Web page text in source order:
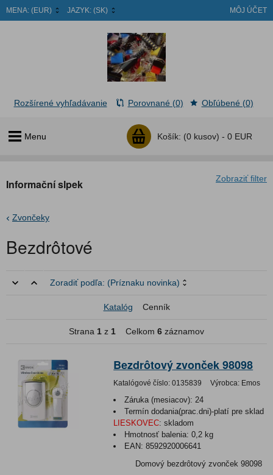
MENA: (EUR) JAZYK: (SK) MÔJ ÚČET
Menu Košík: (0 kusov) - 0 EUR
Rozšírené vyhľadávanie Porovnané (0) Obľúbené (0)
Zobraziť filter
Informační slpek
Zvončeky
Bezdrôtové
Zoradiť podľa: (Príznaku novinka)
Katalóg Cenník
Strana 1 z 1 Celkom 6 záznamov
Bezdrôtový zvonček 98098
Katalógové číslo: 0135839 Výrobca: Emos
Záruka (mesiacov): 24
Termín dodania(prac.dni)-platí pre sklad
LIESKOVEC: skladom
Hmotnosť balenia:0,2 kg
EAN:8592920006641
Domový bezdrôtový zvonček 98098